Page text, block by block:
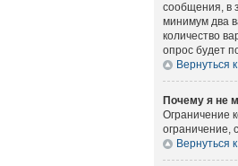
сообщения, в
минимум два
количество
опрос будет
Вернуться
Почему я не
Ограничение
ограничение,
Вернуться